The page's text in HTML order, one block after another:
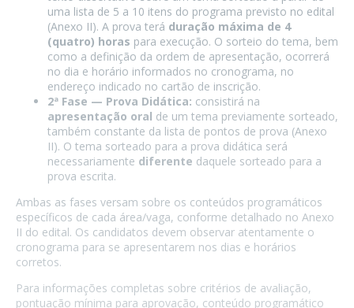
uma lista de 5 a 10 itens do programa previsto no edital
(Anexo II). A prova terá duração máxima de 4
(quatro) horas para execução. O sorteio do tema, bem
como a definição da ordem de apresentação, ocorrerá
no dia e horário informados no cronograma, no
endereço indicado no cartão de inscrição.
2ª Fase — Prova Didática: consistirá na
apresentação oral de um tema previamente sorteado,
também constante da lista de pontos de prova (Anexo
II). O tema sorteado para a prova didática será
necessariamente diferente daquele sorteado para a
prova escrita.
Ambas as fases versam sobre os conteúdos programáticos
específicos de cada área/vaga, conforme detalhado no Anexo
II do edital. Os candidatos devem observar atentamente o
cronograma para se apresentarem nos dias e horários
corretos.
Para informações completas sobre critérios de avaliação,
pontuação mínima para aprovação, conteúdo programático